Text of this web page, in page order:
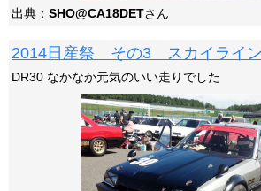
出典： SHO@CA18DETさん
2014日産祭 その3 スカイライ
DR30 なかなか元気のいい走りでした